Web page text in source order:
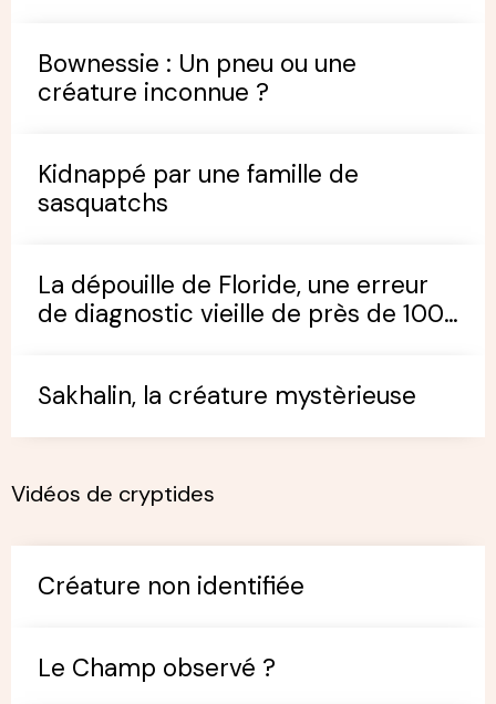
Bownessie : Un pneu ou une
créature inconnue ?
Kidnappé par une famille de
sasquatchs
La dépouille de Floride, une erreur
de diagnostic vieille de près de 100
Sakhalin, la créature mystèrieuse
Vidéos de cryptides
Créature non identifiée
Le Champ observé ?